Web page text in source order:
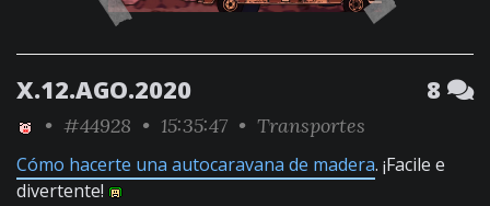
X.12.AGO.2020 8
• #44928 • 15:35:47 • Transportes
Cómo hacerte una autocaravana de madera. ¡Facile e
divertente!